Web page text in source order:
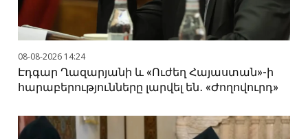
08-08-2026 14:24
Էդգար Ղազարյանի և «Ուժեղ Հայաստան»-ի
հարաբերությունները լարվել են․ «Ժողովուրդ»